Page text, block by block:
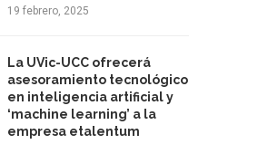
19 febrero, 2025
La UVic-UCC ofrecerá
asesoramiento tecnológico
en inteligencia artificial y
‘machine learning’ a la
empresa etalentum